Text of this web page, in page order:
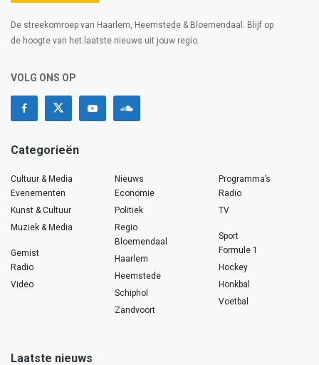
De streekomroep van Haarlem, Heemstede & Bloemendaal. Blijf op
de hoogte van het laatste nieuws uit jouw regio.
VOLG ONS OP
Categorieën
Cultuur & Media
Evenementen
Kunst & Cultuur
Muziek & Media
Gemist
Radio
Video
Nieuws
Economie
Politiek
Regio
Bloemendaal
Haarlem
Heemstede
Schiphol
Zandvoort
Programma’s
Radio
TV
Sport
Formule 1
Hockey
Honkbal
Voetbal
Laatste nieuws